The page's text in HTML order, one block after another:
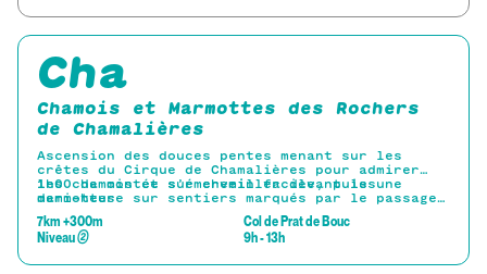
Cha
Chamois et Marmottes des Rochers
de Chamalières
Ascension des douces pentes menant sur les
crêtes du Cirque de Chamalières pour admirer
les chamois et s’émerveiller devant les
marmottes
1h00 de montée sur chemin facile, puis une
demi-heure sur sentiers marqués par le passage
Jumelles et longue-vue fournies pour observer
les chamois présents dans le cirque.
moment inoubliable.
7km +300m
Niveau②
Col de Prat de Bouc
9h - 13h